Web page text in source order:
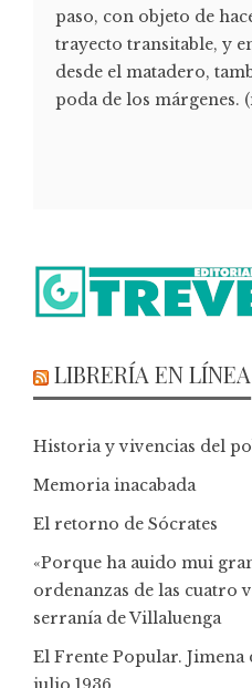
paso, con objeto de
trayecto transitable, y
desde el matadero,
poda de los márgenes.
LIBRERÍA EN LÍNEA
Historia y vivencias del
Memoria inacabada
El retorno de Sócrates
«Porque ha auido mui
ordenanzas de las cuatro
serranía de Villaluenga
El Frente Popular.